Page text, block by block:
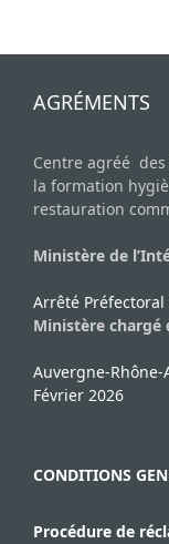
AGRÉMENTS
Centre agréé
la formation
restauration
Ministère de
Arrêté Préfectoral
Ministère chargé
Auvergne-
Février 2026
CONDITIONS
Procédure de